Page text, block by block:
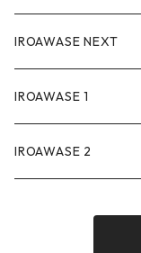
IROAWASE NEXT
IROAWASE 1
IROAWASE 2